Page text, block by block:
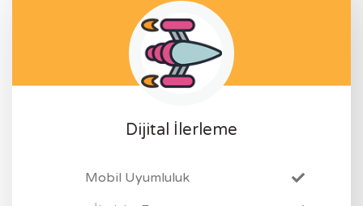
Dijital İlerleme
Mobil Uyumluluk